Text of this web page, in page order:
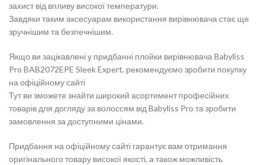
захист від впливу високої температури.
Завдяки таким аксесуарам використання вирівнювача стає ще
зручнішим та безпечнішим.
Якщо ви зацікавлені у придбанні плойки вирівнювача Babyliss
Pro BAB2072EPE Sleek Expert, рекомендуємо зробити покупку
на офіційному сайті
Тут ви зможете знайти широкий асортимент професійних
товарів для догляду за волоссям від Babyliss Pro та зробити
замовлення за доступними цінами.
Придбання на офіційному сайті гарантує вам отримання
оригінального товару високої якості, а також можливість